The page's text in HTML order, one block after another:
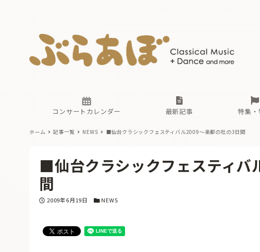
コンサートカレンダー 最新記事
古楽とその先と
特集・
現場のプロが推す！
無料ライブ配信スケジ
あ か さ
古楽とその先と
無料ライブ配信スケジ
あ か さ
ホーム 記事一覧 NEWS ■仙台クラシックフェスティバル2009〜楽都の杜の3日間
■仙台クラシックフェスティバ
間
投稿日
2009年6月19日 カテゴリー
NEWS